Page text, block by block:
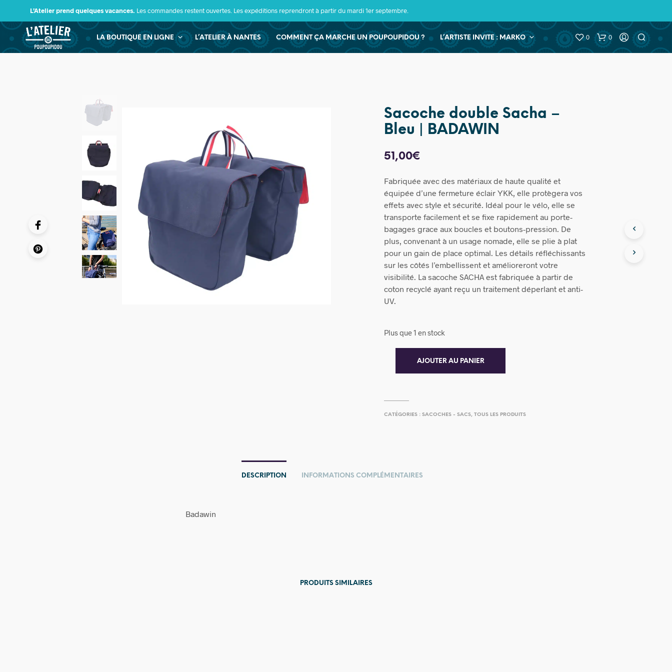
L’Atelier prend quelques vacances. Les commandes restent ouvertes. Les expéditions reprendront à partir du mardi 1er septembre.
LA BOUTIQUE EN LIGNE L’ATELIER À NANTES COMMENT ÇA MARCHE UN POUPOUPIDOU ? L’ARTISTE INVITE : MARKO 0 0
Sacoche double Sacha –
Bleu | BADAWIN
51,00€
Fabriquée avec des matériaux de haute qualité et
équipée d’une fermeture éclair YKK, elle protègera vos
effets avec style et sécurité. Idéal pour le vélo, elle se
transporte facilement et se fixe rapidement au porte-
bagages grace aux boucles et boutons-pression. De
plus, convenant à un usage nomade, elle se plie à plat
pour un gain de place optimal. Les détails réfléchissants
sur les côtés l’embellissent et amélioreront votre
visibilité. La sacoche SACHA est fabriquée à partir de
coton recyclé ayant reçu un traitement déperlant et anti-
UV.
Plus que 1 en stock
AJOUTER AU PANIER
CATÉGORIES :SACOCHES - SACS,TOUS LES PRODUITS
DESCRIPTION INFORMATIONS COMPLÉMENTAIRES
Badawin
PRODUITS SIMILAIRES